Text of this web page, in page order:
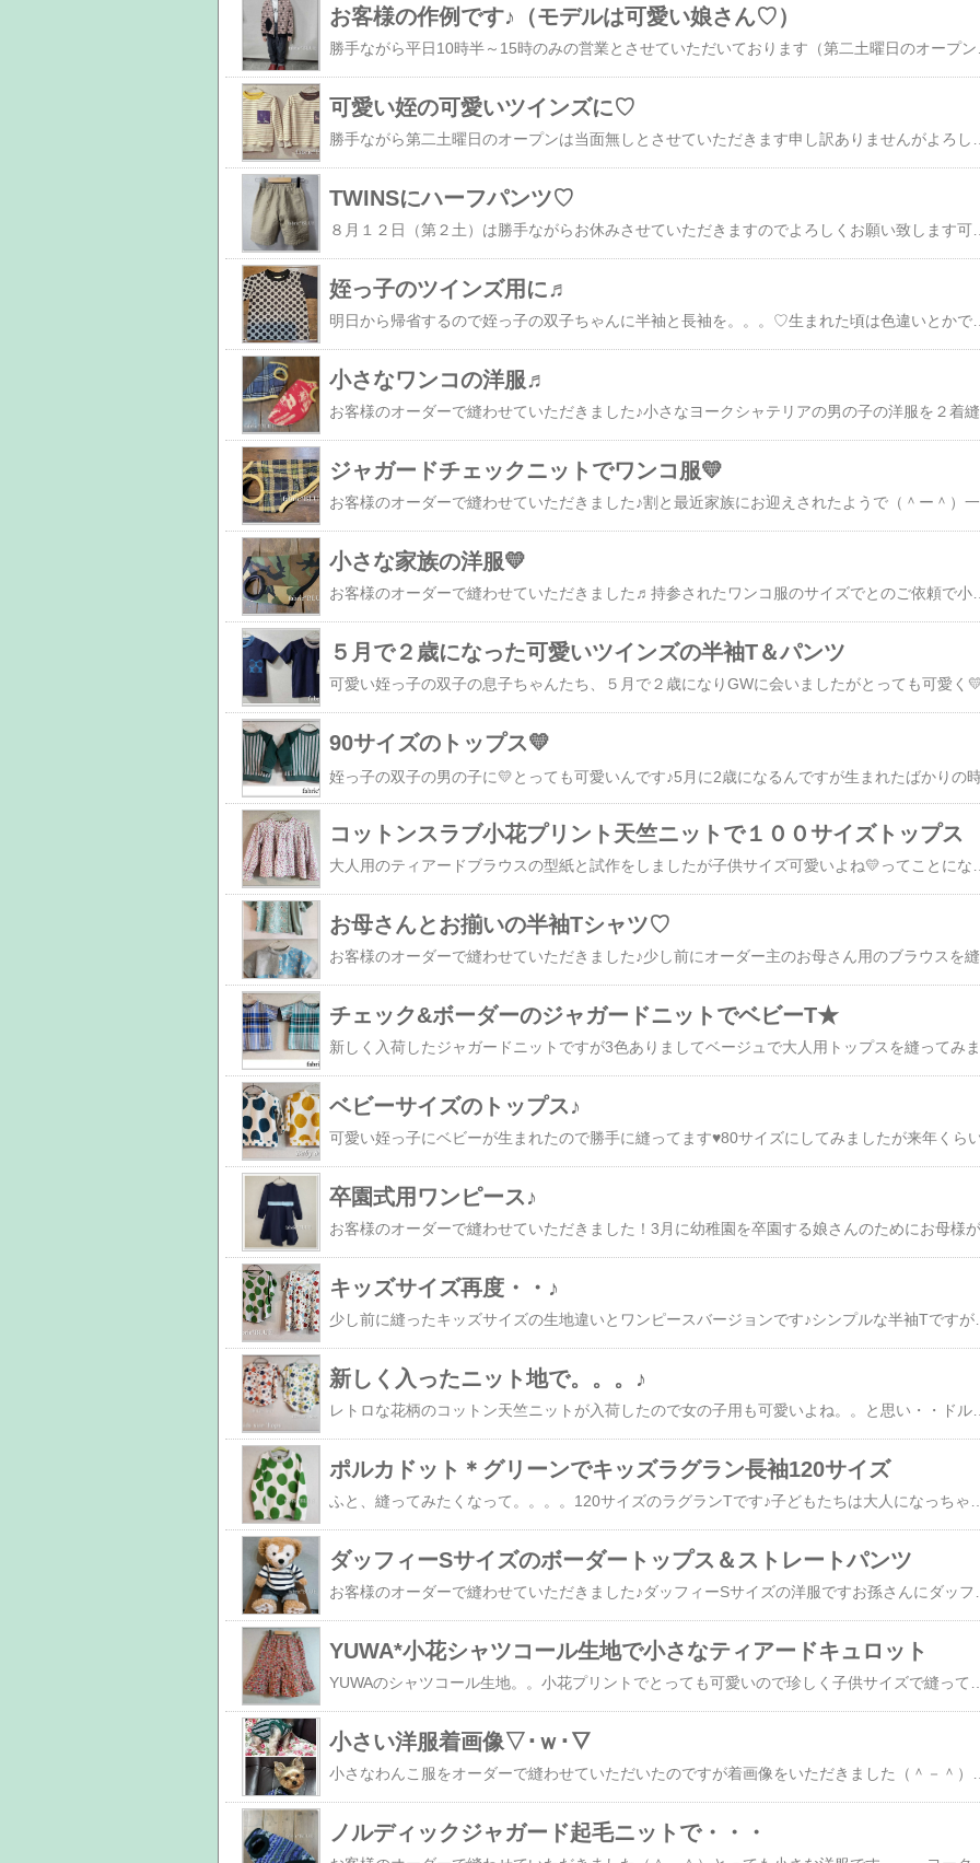
お客様の作例です♪（モデルは可愛い娘さん♡）
可愛い姪の可愛いツインズに♡
TWINSにハーフパンツ♡
８月１２日（第２土）は勝手ながらお休みさせていただきますのでよろしくお願い致します可愛い姪っ子の可愛い双子に今回は夏のハーフパンツを縫いました♬新しく入荷した生地を使用しましたリップルのようなでも中厚のさらっとした生地でして、色違いにしたかったけど我慢してお揃いで・・・(笑)GW情報だと同じものを着たがるようなので・・・・💛でGWに双子に縫ったドットのニット生地でお母さん（姪っ子）にもお揃いのトップスを縫いました双子のは袖が片方ずつ黒で首回りも黒にしたので姪っ子のはどうしようかなあと考えたんですがまず日焼けしたくないだろうし7分袖で、、もともとシンプルな洋服を着る子なのでごちゃごちゃせずに。。片袖黒？両袖黒？なんだかイメージが違うなあ・・・ポケットだけ黒？裁断して縫い付けようとしたらなんか違うし・・・ってことでシンプル過ぎるドットのみで(-_-;)パンツとか黒にしたら可愛いし（本人小柄で華奢でお目目くりくりで可愛いし）良いかと。。。お盆休みに帰省するのできっと会えるでしょう♬**********************************************************************見たよ！のクリックお願いします！*-*-*-*-*-*-*-*-*-*-*-*-*-*-*-*-*-*-*-*お店付近の地図*-*-*-*-*-*-*-*-*-*-*-*-*-*-*-*-*-*-*-*プチラトリエ＆fabric*BLUE新着情報*-*-*-*-*-*-*-*-*-*-*-*-*-*-*-*-*-*-*-*こちらよりshopへ入れます↓*-*-*-*-*-*-*-*-*-*-*-*-*-*-*-*-*-*-*-*fabric*BLUE（ファブリックブルー）＊＊＊楽天市場店＊＊＊fabric*BLUE （ファブリックブルーオンラインショップ） ***fabric*BLUEオンラインショップ****-*-*-*-*-*-*-*-*-*-*-*-*-*-*-*-*-*-*-***応援お願いします！！**​​​​​​​​
姪っ子のツインズ用に♬
明日から帰省するので姪っ子の双子ちゃんに半袖と長袖を。。。♡生まれた頃は色違いとかで縫ってたんですがお揃いでないと喧嘩までじゃないけど揉めることもあると聞いたのでほぼ同じにしてみました（＾ー＾）袖の黒い部分が左右、、、とか(笑)全く左右逆とか。。。(笑)色違いのほうが着てくれてる時どっちかわかりやすいんだけど(-_-;)長袖のほうは随分前に縫いかけていて仕上げなくっちゃと。。。ドットの半袖は今日裁断しささっと縫いました♬少し前にツインズの片方の子が体調崩したそうでもう一人の子が悪くならなきゃいいんですけど・・帰省中に顔を出してくれる予定なんで元気なツインズに会えることを願って💛身内なんであまり言うのもどうかなあと思いますが本当に可愛い双子でして♬最近は人見知りもしなくなって会話も何とか出来るし抱っこも出来るし♬あっという間に今月3歳になります💛もう1年で幼稚園ですかね。。。姪っ子が生まれたのが1月、私が結婚したのが4月なのでほぼ生まれた頃から見てる子なんでちゃんとお母さんしてることに感動です・・・（とっても華奢で小柄な子ですしね）**********************************************************************見たよ！のクリックお願いします！*-*-*-*-*-*-*-*-*-*-*-*-*-*-*-*-*-*-*-*お店付近の地図*-*-*-*-*-*-*-*-*-*-*-*-*-*-*-*-*-*-*-*プチラトリエ＆fabric*BLUE新着情報*-*-*-*-*-*-*-*-*-*-*-*-*-*-*-*-*-*-*-*こちらよりshopへ入れます↓*-*-*-*-*-*-*-*-*-*-*-*-*-*-*-*-*-*-*-*fabric*BLUE（ファブリックブルー）＊＊＊楽天市場店＊＊＊fabric*BLUE （ファブリックブルーオンラインショップ） ***fabric*BLUEオンラインショップ****-*-*-*-*-*-*-*-*-*-*-*-*-*-*-*-*-*-*-***応援お願いします！！**​​​​​​​​
小さなワンコの洋服♬
ジャガードチェックニットでワンコ服💛
小さな家族の洋服💛
お客様のオーダーで縫わせていただきました♬持参されたワンコ服のサイズでとのご依頼で小さい子なので袖があると本犬が邪魔にするようでノースリーブで（＾ー＾）小さなワンコ💛の洋服です（＾ー＾）2,9キロほどの小さな可愛いヨークシャテリアの男の子用です🐩うちの能天気キャバリアのルシアは９キロ以上あったから３分の1ほど💛着画像頂きました💛女の子のように可愛くてよくお似合いです～♪有難うございました！やっぱり犬はいいわ、、可愛いわ。。。としみじみ思いますが。。。**********************************************************************見たよ！のクリックお願いします！*-*-*-*-*-*-*-*-*-*-*-*-*-*-*-*-*-*-*-*お店付近の地図*-*-*-*-*-*-*-*-*-*-*-*-*-*-*-*-*-*-*-*プチラトリエ＆fabric*BLUE新着情報*-*-*-*-*-*-*-*-*-*-*-*-*-*-*-*-*-*-*-*こちらよりshopへ入れます↓*-*-*-*-*-*-*-*-*-*-*-*-*-*-*-*-*-*-*-*fabric*BLUE（ファブリックブルー）＊＊＊楽天市場店＊＊＊fabric*BLUE （ファブリックブルーオンラインショップ） ***fabric*BLUEオンラインショップ****-*-*-*-*-*-*-*-*-*-*-*-*-*-*-*-*-*-*-***応援お願いします！！**​​​
５月で２歳になった可愛いツインズの半袖T＆パンツ
90サイズのトップス💛
コットンスラブ小花プリント天竺ニットで１００サイズトップス
お母さんとお揃いの半袖Tシャツ♡
チェック&ボーダーのジャガードニットでベビーT★
ベビーサイズのトップス♪
卒園式用ワンピース♪
キッズサイズ再度・・♪
少し前に縫ったキッズサイズの生地違いとワンピースバージョンです♪シンプルな半袖Tですが切り替えてギャザーを入れワンピースにしてみました（＾－＾）本当はニット地で大人ワンピをと思ったのですが何となく子供用にしちゃいまして。。我が子たち以来くらいの子供服ですが縫い出すと小さくて可愛いので段々違うものをとエスカレートしそうです（笑）今度はボトムを縫ってみようかなんて・・・一応我慢してオーダーにかかりました・・**********************************************************************見たよ！のクリックお願いします！*-*-*-*-*-*-*-*-*-*-*-*-*-*-*-*-*-*-*-*お店付近の地図*-*-*-*-*-*-*-*-*-*-*-*-*-*-*-*-*-*-*-*プチラトリエ＆fabric*BLUE新着情報*-*-*-*-*-*-*-*-*-*-*-*-*-*-*-*-*-*-*-*こちらよりshopへ入れます↓*-*-*-*-*-*-*-*-*-*-*-*-*-*-*-*-*-*-*-*fabric*BLUE（ファブリックブルー）＊＊＊楽天市場店＊＊＊fabric*BLUE （ファブリックブルーオンラインショップ） ***fabric*BLUEオンラインショップ****-*-*-*-*-*-*-*-*-*-*-*-*-*-*-*-*-*-*-***応援お願いします！！**
新しく入ったニット地で。。。♪
レトロな花柄のコットン天竺ニットが入荷したので女の子用も可愛いよね。。と思い・・ドルマンの半袖トップスを縫ってみました（＾－＾）とりあえずキットにしても良いかなと思ったので出来るだけシンプルに・・・となると大人用も可愛いなあと思いますのでまた縫ってみようと思っています3月末から県外で一人暮らしをしている息子ですが5月から会ってないので結構そろそろ会いたいわと、、先週位からボヤいてましたら、、、今朝起きたら（月曜祭日だし）ラインに「会いに行くか？」と夫より。。もちろんです💛中高6年間で部活は真面目にするけど、言う事を聞かない時代によくケンカしたりしましたが毎日会えないとその辺はすっかり忘れて小6までのいう事なしの可愛い真面目だった息子を思い出し（笑）勝手なもんですがちょくちょく会えないと結構さみしかったりしてまして。。で、張り切って支度をしてたら結局、息子の方が部活とバイトが無いようで、しかも明日中高の時の友達に会おうかという話にもなり、帰ってくることになりまして。。（どっちでもいいいんですけど。。顔見れたら。。。）夫が広島駅に迎えに行ってそのまま着るものが無いという息子とアウトレットに寄って帰ってきます（私は息子には会いたいのですが息子の買い物はなかなか決まらないし面倒くさいのでスルーしました）と言うことでもう1－2時間もすれば久しぶりに息子に会えます♥**********************************************************************見たよ！のクリックお願いします！*-*-*-*-*-*-*-*-*-*-*-*-*-*-*-*-*-*-*-*お店付近の地図*-*-*-*-*-*-*-*-*-*-*-*-*-*-*-*-*-*-*-*プチラトリエ＆fabric*BLUE新着情報*-*-*-*-*-*-*-*-*-*-*-*-*-*-*-*-*-*-*-*こちらよりshopへ入れます↓*-*-*-*-*-*-*-*-*-*-*-*-*-*-*-*-*-*-*-*fabric*BLUE（ファブリックブルー）＊＊＊楽天市場店＊＊＊fabric*BLUE （ファブリックブルーオンラインショップ） ***fabric*BLUEオンラインショップ****-*-*-*-*-*-*-*-*-*-*-*-*-*-*-*-*-*-*-***応援お願いします！！**
ポルカドット＊グリーンでキッズラグラン長袖120サイズ
ダッフィーSサイズのボーダートップス＆ストレートパンツ
YUWA*小花シャツコール生地で小さなティアードキュロット
小さい洋服着画像▽･ｗ･▽
ノルディックジャガード起毛ニットで・・・